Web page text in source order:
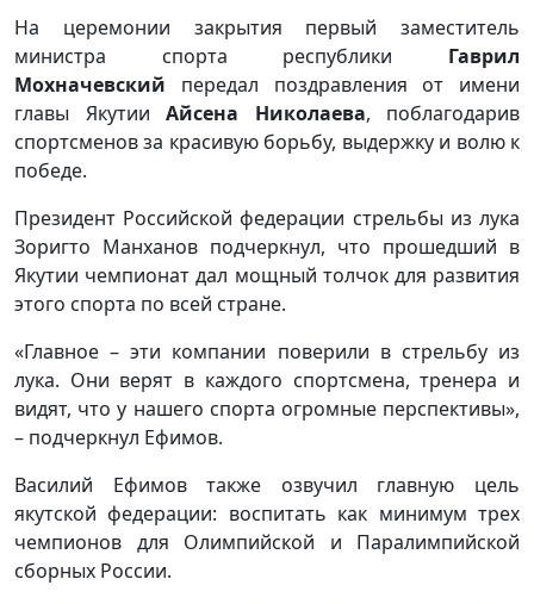
На церемонии закрытия первый заместитель
министра спорта республики Гаврил
Мохначевский передал поздравления от имени
главы Якутии Айсена Николаева, поблагодарив
спортсменов за красивую борьбу, выдержку и волю к
победе.
Президент Российской федерации стрельбы из лука
Зоригто Манханов подчеркнул, что прошедший в
Якутии чемпионат дал мощный толчок для развития
этого спорта по всей стране.
«Главное – эти компании поверили в стрельбу из
лука. Они верят в каждого спортсмена, тренера и
видят, что у нашего спорта огромные перспективы»,
– подчеркнул Ефимов.
Василий Ефимов также озвучил главную цель
якутской федерации: воспитать как минимум трех
чемпионов для Олимпийской и Паралимпийской
сборных России.